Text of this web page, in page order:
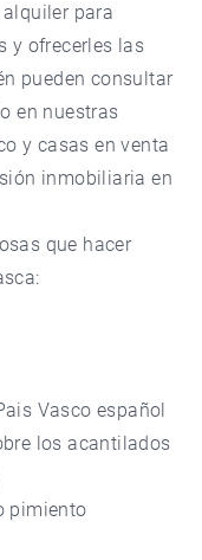
para
y ofrecerles las
pueden consultar
en nuestras
y casas en venta
inmobiliaria en
que hacer
Vasco español
los acantilados
pimiento